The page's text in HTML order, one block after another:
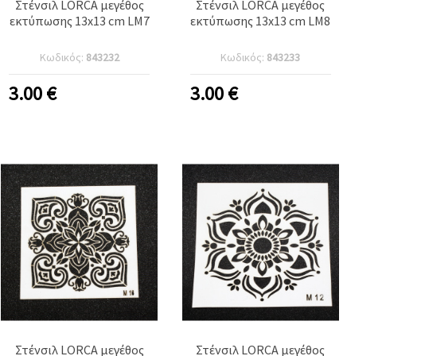
Στένσιλ LORCA μεγέθος
εκτύπωσης 13x13 cm LM7
Κωδικός: 843232
3.00€
Στένσιλ LORCA μεγέθος
εκτύπωσης 13x13 cm LM8
Κωδικός: 843233
3.00€
Στένσιλ LORCA μεγέθος Στένσιλ LORCA μεγέθος